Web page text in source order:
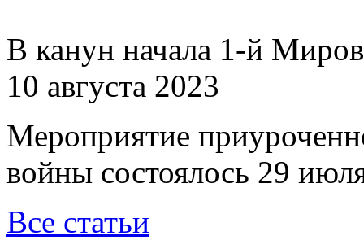
В канун начала 1-й
10 августа 2023
Мероприятие
войны состоялось 29
Все статьи